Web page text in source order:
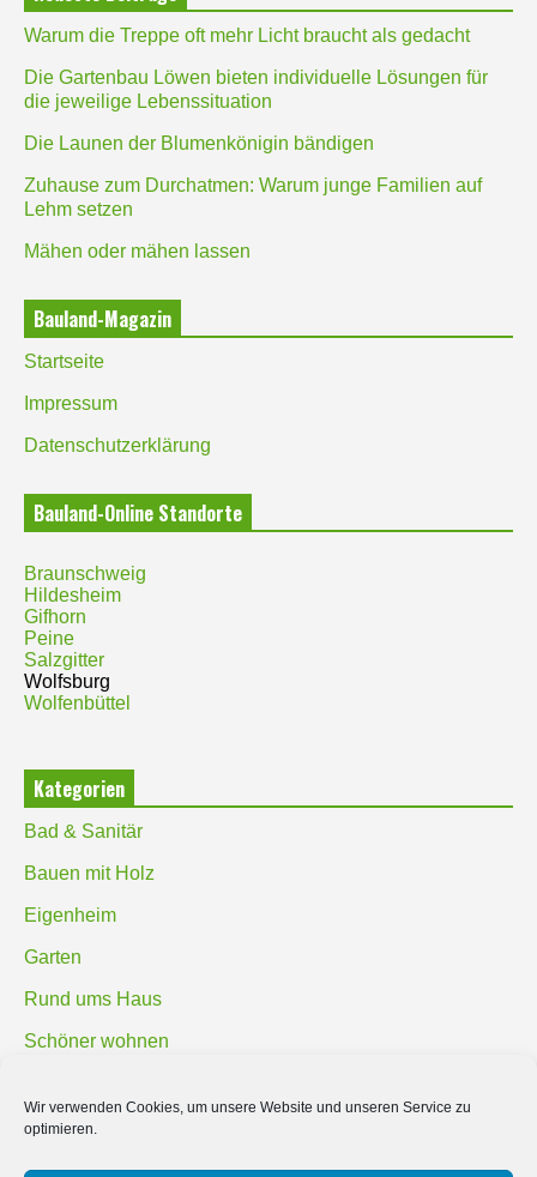
Wir verwenden Cookies, um unsere Website und unseren Service zu
optimieren.
Warum die Treppe oft mehr Licht braucht als gedacht
Die Gartenbau Löwen bieten individuelle Lösungen für
die jeweilige Lebenssituation
Die Launen der Blumenkönigin bändigen
Zuhause zum Durchatmen: Warum junge Familien auf
Lehm setzen
Mähen oder mähen lassen
Bauland-Magazin
Startseite
Impressum
Datenschutzerklärung
Bauland-Online Standorte
Braunschweig
Hildesheim
Gifhorn
Peine
Salzgitter
Wolfsburg
Wolfenbüttel
Kategorien
Bad & Sanitär
Bauen mit Holz
Eigenheim
Garten
Rund ums Haus
Schöner wohnen